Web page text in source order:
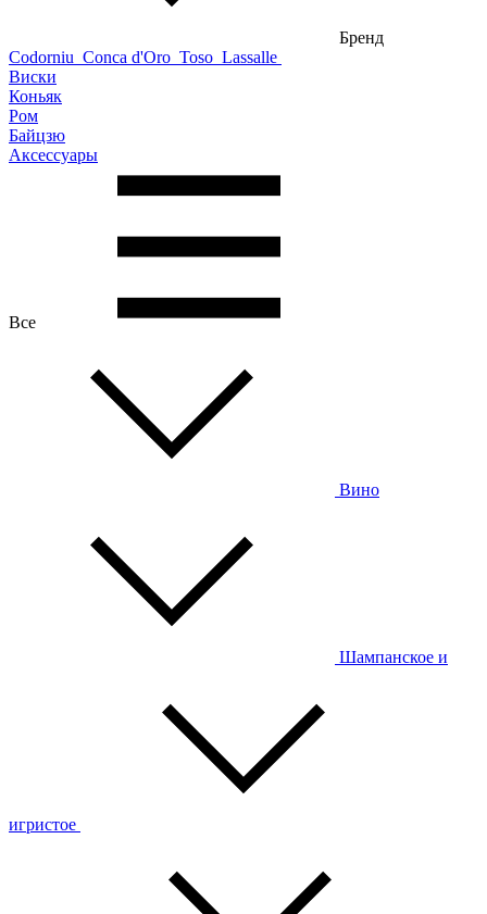
Бренд
Codorniu Conca d'Oro Toso Lassalle
Виски
Коньяк
Ром
Байцзю
Аксессуары
Все
Вино
Шампанское и
игристое